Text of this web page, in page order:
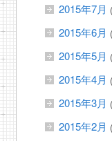
2015年7月
2015年6月
2015年5月
2015年4月
2015年3月
2015年2月